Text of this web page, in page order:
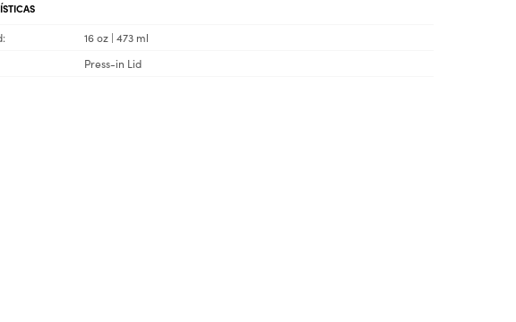
16 oz | 473 ml
Press-in Lid